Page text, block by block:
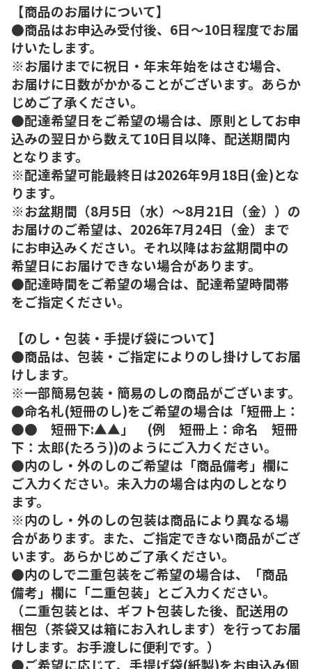
【商品のお届けについて】
●商品はお申込み受付後、6日～10日程度でお届
けいたします。
※お届けまでに祝日・年末年始をはさむ場合、
お届けに日数がかかることがございます。あらか
じめご了承ください。
●配達希望日をご希望の場合は、原則としてお申
込みの翌日から数えて10日目以降、配送期間内
となります。
※配達希望可能最終日は2026年9月18日(金)とな
ります。
※お盆期間（8月5日（水）～8月21日（金））の
お届けのご希望は、2026年7月24日（金）まで
にお申込みください。それ以降はお盆期間中の
希望日にお届けできない場合があります。
●配達時間をご希望の場合は、配達希望時間帯
をご指定ください。
【のし・包装・手提げ袋について】
●商品は、包装・ご指定によりのし掛けしてお届
けします。
※一部簡易包装・簡易のしの商品がございます。
●命名札(短冊のし)をご希望の場合は「短冊上：
●● 短冊下:▲▲」 (例 短冊上：命名 短冊
下：太郎(たろう))のようにご入力ください。
●内のし・外のしのご希望は「商品備考」欄に
ご入力ください。未入力の場合は内のしとなり
ます。
※内のし・外のしの包装は商品により異なる場
合があります。また、ご指定できない商品がござ
います。あらかじめご了承ください。
●内のしで二重包装をご希望の場合は、「商品
備考」欄に「二重包装」とご入力ください。
（二重包装とは、ギフト包装した後、配送用の
梱包（茶袋又は箱にお入れします）を行ってお届
けします。お手渡しに便利です。）
●ご希望に応じて、手提げ袋(紙製)をお申込み個